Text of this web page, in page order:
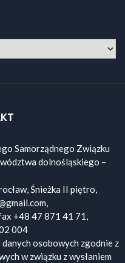
Samorządnego Związku
dolnośląskiego –
Śnieżka II piętro,
+48 47 871 41 71,
004
osobowych zgodnie z
w związku z wysłaniem